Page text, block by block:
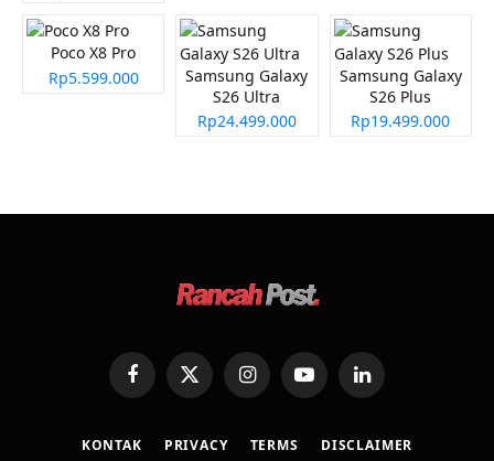
Poco X8 Pro
Rp5.599.000
Samsung Galaxy
S26 Ultra
Rp24.499.000
Samsung Galaxy
S26 Plus
Rp19.499.000
FacebookX
(Twitter)
InstagramYouTubeLinkedIn
KONTAK PRIVACY TERMS DISCLAIMER